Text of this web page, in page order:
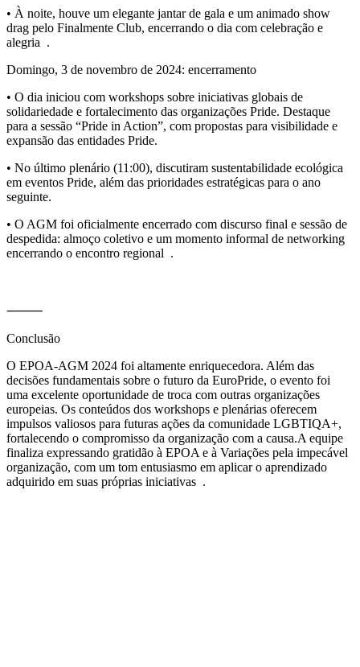
• À noite, houve um elegante jantar de gala e um animado show
drag pelo Finalmente Club, encerrando o dia com celebração e
alegria .
Domingo, 3 de novembro de 2024: encerramento
• O dia iniciou com workshops sobre iniciativas globais de
solidariedade e fortalecimento das organizações Pride. Destaque
para a sessão “Pride in Action”, com propostas para visibilidade e
expansão das entidades Pride.
• No último plenário (11:00), discutiram sustentabilidade ecológica
em eventos Pride, além das prioridades estratégicas para o ano
seguinte.
• O AGM foi oficialmente encerrado com discurso final e sessão de
despedida: almoço coletivo e um momento informal de networking
encerrando o encontro regional .
⸻
Conclusão
O EPOA‑AGM 2024 foi altamente enriquecedora. Além das
decisões fundamentais sobre o futuro da EuroPride, o evento foi
uma excelente oportunidade de troca com outras organizações
europeias. Os conteúdos dos workshops e plenárias oferecem
impulsos valiosos para futuras ações da comunidade LGBTIQA+,
fortalecendo o compromisso da organização com a causa.A equipe
finaliza expressando gratidão à EPOA e à Variações pela impecável
organização, com um tom entusiasmo em aplicar o aprendizado
adquirido em suas próprias iniciativas .